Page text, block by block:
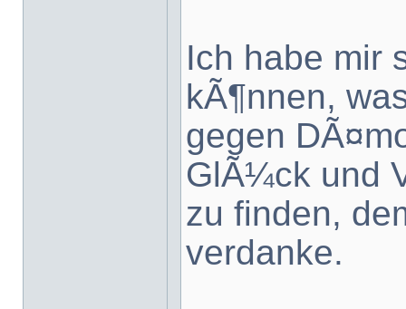
Ich habe mir
kÃ¶nnen,
gegen
GlÃ¼ck und
zu finden,
verdanke.